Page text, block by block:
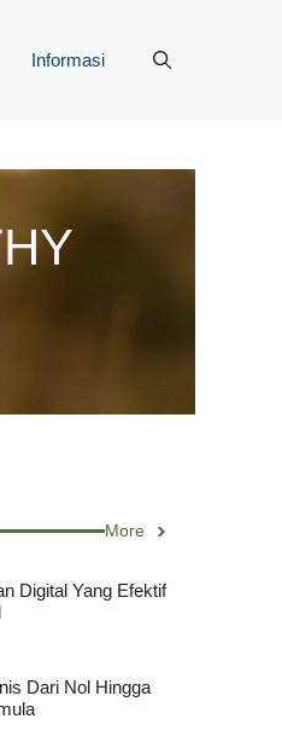
Informasi
More
Digital Yang Efektif
Dari Nol Hingga